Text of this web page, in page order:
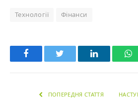
Технології Фінанси
Facebook LinkedIn
ПОПЕРЕДНЯ СТАТТЯ